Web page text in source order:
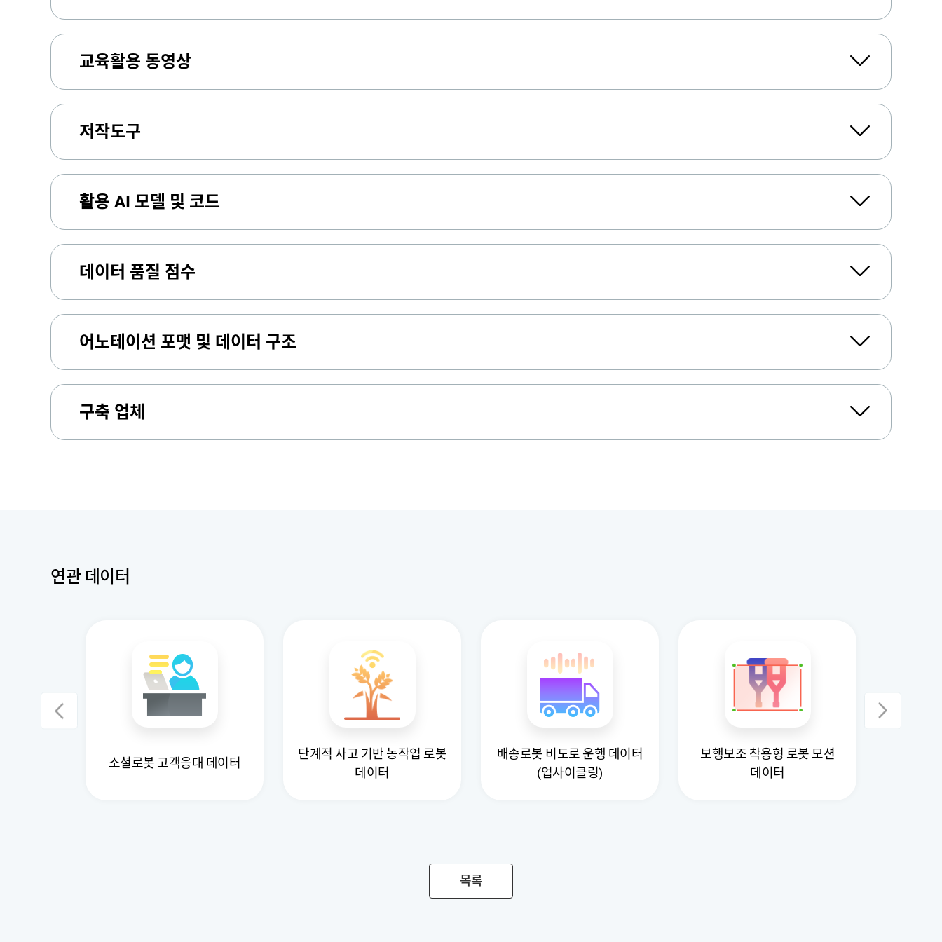
교육활용 동영상
저작도구
활용 AI 모델 및 코드
데이터 품질 점수
어노테이션 포맷 및 데이터 구조
구축 업체
연관 데이터
소셜로봇 고객응대 데이터
단계적 사고 기반 농작업 로봇
데이터
배송로봇 비도로 운행 데이터
(업사이클링)
보행보조 착용형 로봇 모션
데이터
목록